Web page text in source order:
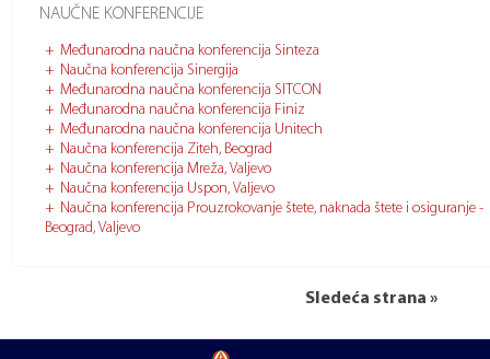
Sledeća strana »
NAUČNE KONFERENCIJE
Međunarodna naučna konferencija Sinteza
Naučna konferencija Sinergija
Međunarodna naučna konferencija SITCON
Međunarodna naučna konferencija Finiz
Međunarodna naučna konferencija Unitech
Naučna konferencija Ziteh, Beograd
Naučna konferencija Mreža, Valjevo
Naučna konferencija Uspon, Valjevo
Naučna konferencija Prouzrokovanje štete, naknada štete i osiguranje -
Beograd, Valjevo